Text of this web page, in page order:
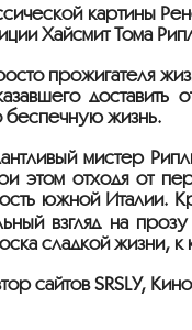
картины
Хайсмит Тома
прожигателя
беспечную жизнь.
мистер
отходя от
южной Италии.
взгляд на
сладкой жизни,
сайтов SRSLY,